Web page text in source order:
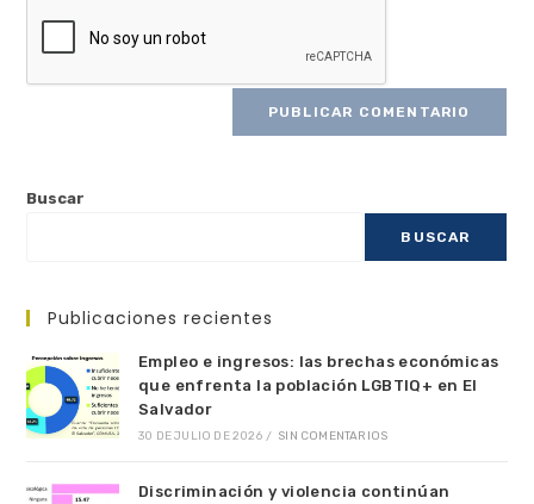
Buscar
BUSCAR
Publicaciones recientes
Empleo e ingresos: las brechas económicas
que enfrenta la población LGBTIQ+ en El
Salvador
30 DE JULIO DE 2026 / SIN COMENTARIOS
Discriminación y violencia continúan